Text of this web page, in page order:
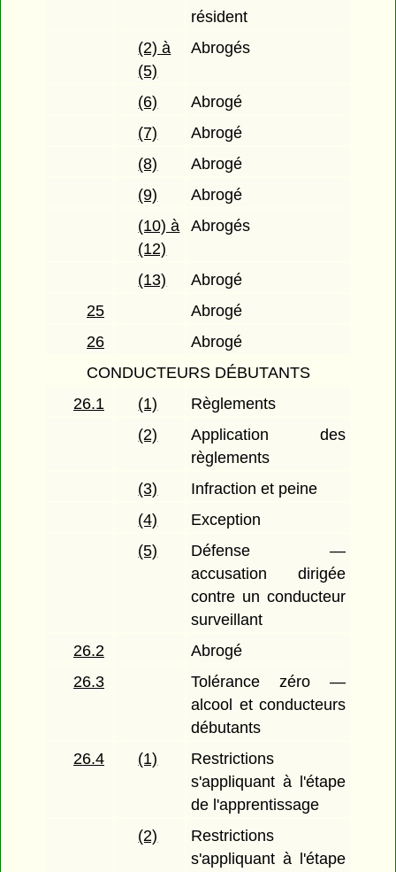
résident
(2) à
(5)
Abrogés
(6)
Abrogé
(7)
Abrogé
(8)
Abrogé
(9)
Abrogé
(10) à
(12)
Abrogés
(13)
Abrogé
25
Abrogé
26
Abrogé
CONDUCTEURS DÉBUTANTS
26.1
(1)
Règlements
(2)
Application des
règlements
(3)
Infraction et peine
(4)
Exception
(5)
Défense —
accusation dirigée
contre un conducteur
surveillant
26.2
Abrogé
26.3
Tolérance zéro —
alcool et conducteurs
débutants
26.4
(1)
Restrictions
s'appliquant à l'étape
de l'apprentissage
(2)
Restrictions
s'appliquant à l'étape